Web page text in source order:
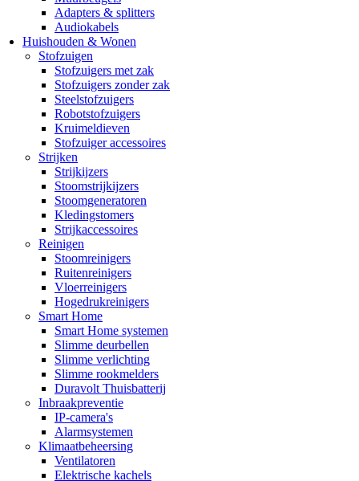
Adapters & splitters
Audiokabels
Huishouden & Wonen
Stofzuigen
Stofzuigers met zak
Stofzuigers zonder zak
Steelstofzuigers
Robotstofzuigers
Kruimeldieven
Stofzuiger accessoires
Strijken
Strijkijzers
Stoomstrijkijzers
Stoomgeneratoren
Kledingstomers
Strijkaccessoires
Reinigen
Stoomreinigers
Ruitenreinigers
Vloerreinigers
Hogedrukreinigers
Smart Home
Smart Home systemen
Slimme deurbellen
Slimme verlichting
Slimme rookmelders
Duravolt Thuisbatterij
Inbraakpreventie
IP-camera's
Alarmsystemen
Klimaatbeheersing
Ventilatoren
Elektrische kachels